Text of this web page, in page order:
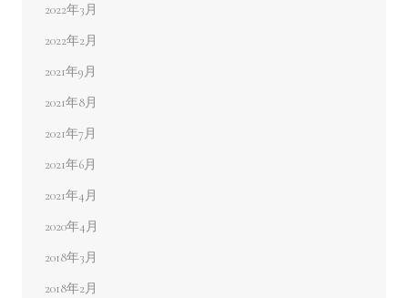
2022年3月
2022年2月
2021年9月
2021年8月
2021年7月
2021年6月
2021年4月
2020年4月
2018年3月
2018年2月